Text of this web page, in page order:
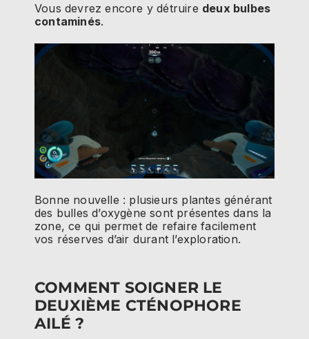
Vous devrez encore y détruire deux bulbes
contaminés.
Bonne nouvelle : plusieurs plantes générant
des bulles d’oxygène sont présentes dans la
zone, ce qui permet de refaire facilement
vos réserves d’air durant l’exploration.
COMMENT SOIGNER LE
DEUXIÈME CTÉNOPHORE
AILÉ ?